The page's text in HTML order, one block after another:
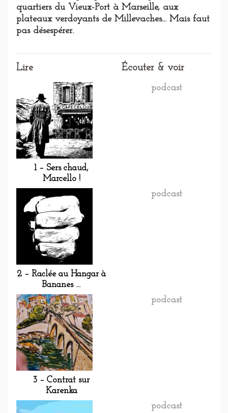
quartiers du Vieux-Port à Marseille, aux
plateaux verdoyants de Millevaches... Mais faut
pas désespérer.
Lire Écouter & voir
1 – Sers chaud,
Marcello !
podcast
2 – Raclée au Hangar à
Bananes …
podcast
3 – Contrat sur
Karenka
podcast
podcast